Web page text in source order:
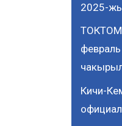
2025-
ТОКТОМ
Кичи-